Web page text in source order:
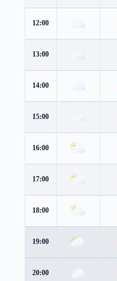
12:00
13:00
14:00
15:00
16:00
17:00
18:00
19:00
20:00